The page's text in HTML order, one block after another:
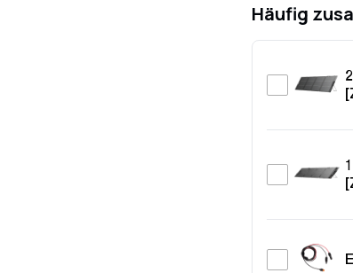
Häufig